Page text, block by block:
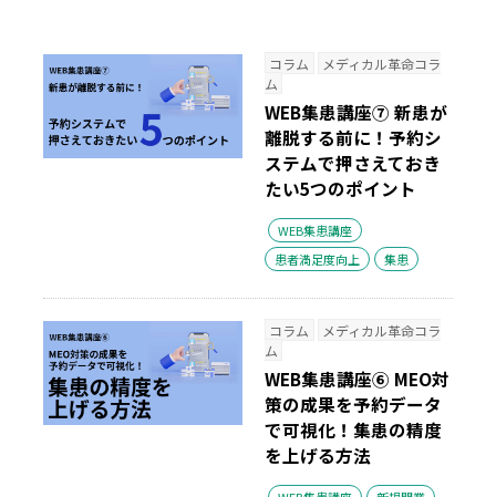
コラム
メディカル革命コラ
ム
WEB集患講座⑦ 新患が
離脱する前に！予約シ
ステムで押さえておき
たい5つのポイント
WEB集患講座
患者満足度向上
集患
コラム
メディカル革命コラ
ム
WEB集患講座⑥ MEO対
策の成果を予約データ
で可視化！集患の精度
を上げる方法